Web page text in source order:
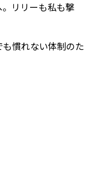
リリーも私も撃
慣れない体制のた